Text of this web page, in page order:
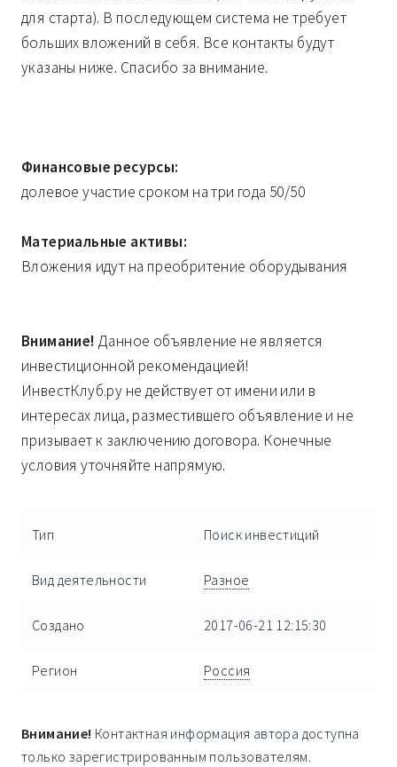
для старта). В последующем система не требует
больших вложений в себя. Все контакты будут
указаны ниже. Спасибо за внимание.
Финансовые ресурсы:
долевое участие сроком на три года 50/50
Материальные активы:
Вложения идут на преобритение оборудывания
Внимание! Данное объявление не является
инвестиционной рекомендацией!
ИнвестКлуб.ру не действует от имени или в
интересах лица, разместившего объявление и не
призывает к заключению договора. Конечные
условия уточняйте напрямую.
Тип Поиск инвестиций
Вид деятельности Разное
Создано 2017-06-21 12:15:30
Регион Россия
Внимание! Контактная информация автора доступна
только зарегистрированным пользователям.